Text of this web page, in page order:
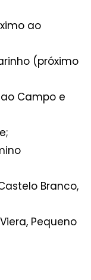
ao
(próximo
Campo e
Branco,
Pequeno